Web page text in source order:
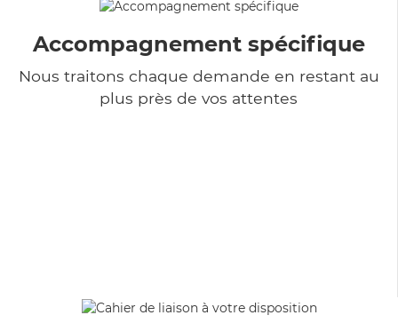
Accompagnement spécifique
Nous traitons chaque demande en restant au
plus près de vos attentes